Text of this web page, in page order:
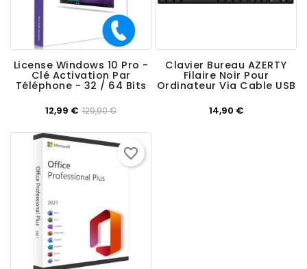
License Windows 10 Pro -
Clé Activation Par
Téléphone - 32 / 64 Bits
12,99 € Prix
habituel
129,90 €Prix
Clavier Bureau AZERTY
Filaire Noir Pour
Ordinateur Via Cable USB
14,90 €Prix
favorite_border